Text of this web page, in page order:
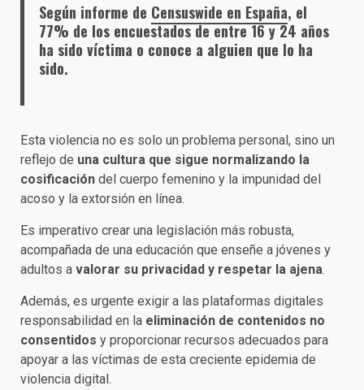
Según informe de Censuswide en España, el
77% de los encuestados de entre 16 y 24 años
ha sido víctima o conoce a alguien que lo ha
sido.
Esta violencia no es solo un problema personal, sino un
reflejo de una cultura que sigue normalizando la
cosificación del cuerpo femenino y la impunidad del
acoso y la extorsión en línea.
Es imperativo crear una legislación más robusta,
acompañada de una educación que enseñe a jóvenes y
adultos a valorar su privacidad y respetar la ajena.
Además, es urgente exigir a las plataformas digitales
responsabilidad en la eliminación de contenidos no
consentidos y proporcionar recursos adecuados para
apoyar a las víctimas de esta creciente epidemia de
violencia digital.